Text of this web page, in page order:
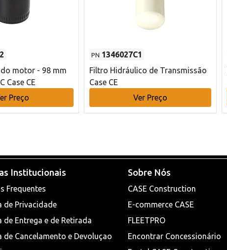
motor - 98 mm
Case CE
Preço
PN 1346027C1
Filtro Hidráulico de Transmissão
Case CE
Ver Preço
Institucionais
Frequentes
de Privacidade
de Entrega e de Retirada
de Cancelamento e Devoluçao
Sobre Nós
CASE Construction
E-commerce CASE
FLEETPRO
Encontrar Concessionário